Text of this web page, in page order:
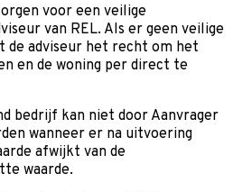
voor een veilige
van REL. Als er geen veilige
de adviseur het recht om het
en de woning per direct te
bedrijf kan niet door Aanvrager
wanneer er na uitvoering
afwijkt van de
waarde.